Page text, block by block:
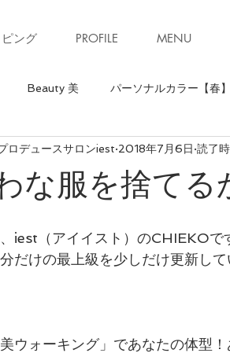
ング PROFILE MENU
Beauty 美 パーソナルカラー【春】
【ウェーブ】 骨格診断【ストレート】
最上級クローゼット診断(ブラッシュア
な服を捨て
ロデュースサロンiest 2018年7月6日 読了
iest（アイイスト）のCHIEKOで
だけの最上級を少しだけ更新して
美ウォーキング」であなたの体型